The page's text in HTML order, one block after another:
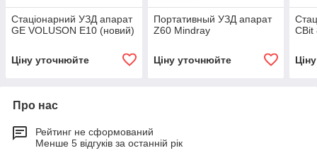
Стаціонарний УЗД апарат
GE VOLUSON E10 (новий)
Ціну уточнюйте
Портативный УЗД апарат
Z60 Mindray
Ціну уточнюйте
CBit
Про нас
Рейтинг не сформований
Менше 5 відгуків за останній рік